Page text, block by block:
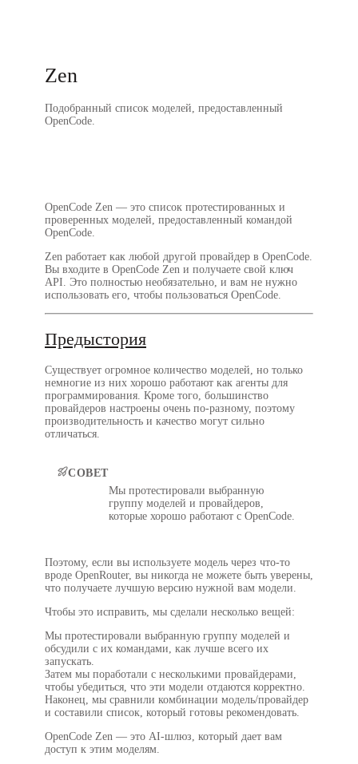
Zen
Подобранный список моделей, предоставленный
OpenCode.
OpenCode Zen — это список протестированных и
проверенных моделей, предоставленный командой
OpenCode.
Zen работает как любой другой провайдер в OpenCode.
Вы входите в OpenCode Zen и получаете свой ключ
API. Это полностью необязательно , и вам не нужно
использовать его, чтобы пользоваться OpenCode.
Предыстория
Существует огромное количество моделей, но только
немногие из них хорошо работают как агенты для
программирования. Кроме того, большинство
провайдеров настроены очень по-разному, поэтому
производительность и качество могут сильно
отличаться.
СОВЕТ
Мы протестировали выбранную
группу моделей и провайдеров,
которые хорошо работают с OpenCode.
Поэтому, если вы используете модель через что-то
вроде OpenRouter, вы никогда не можете быть уверены,
что получаете лучшую версию нужной вам модели.
Чтобы это исправить, мы сделали несколько вещей:
Мы протестировали выбранную группу моделей и
обсудили с их командами, как лучше всего их
запускать.
Затем мы поработали с несколькими провайдерами,
чтобы убедиться, что эти модели отдаются корректно.
Наконец, мы сравнили комбинации модель/провайдер
и составили список, который готовы рекомендовать.
OpenCode Zen — это AI-шлюз, который дает вам
доступ к этим моделям.